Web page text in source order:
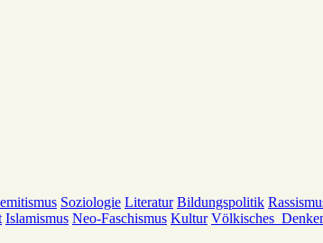
Soziologie Literatur Bildungspolitik
Islamismus Neo-Faschismus Kultur